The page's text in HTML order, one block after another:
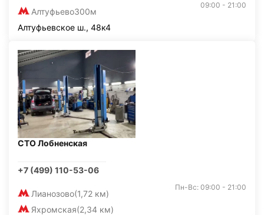
Алтуфьево300м
09:00 - 21:00
Алтуфьевское ш., 48к4
СТО Лобненская
+7 (499) 110-53-06
Лианозово(1,72 км)
Яхромская(2,34 км)
Пн-Вс: 09:00 - 21:00